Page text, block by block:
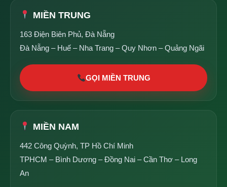
MIỀN TRUNG
163 Điện Biên Phủ, Đà Nẵng
Đà Nẵng – Huế – Nha Trang – Quy Nhơn – Quảng Ngãi
GỌI MIỀN TRUNG
MIỀN NAM
442 Công Quỳnh, TP Hồ Chí Minh
TPHCM – Bình Dương – Đồng Nai – Cần Thơ – Long
An